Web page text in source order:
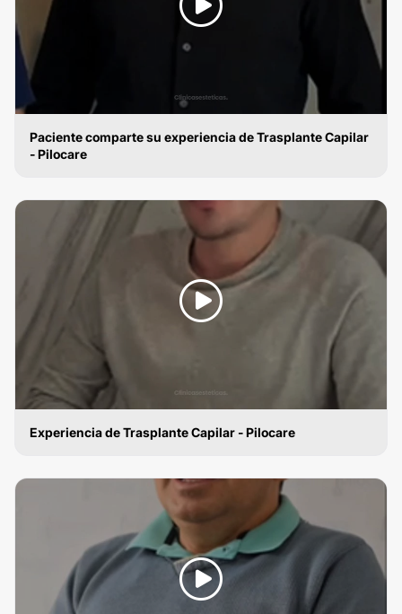
Paciente comparte su experiencia de Trasplante Capilar
- Pilocare
Experiencia de Trasplante Capilar - Pilocare